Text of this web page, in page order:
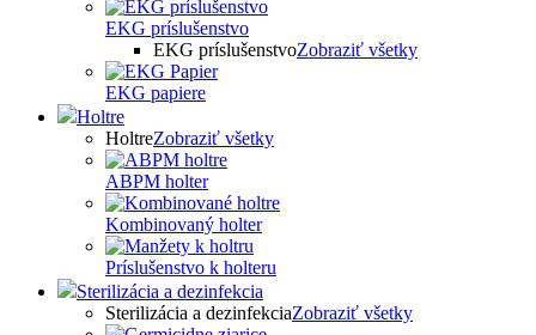
EKG príslušenstvo
EKG príslušenstvoZobraziť všetky
EKG papiere
Holtre
HoltreZobraziť všetky
ABPM holter
Kombinovaný holter
Príslušenstvo k holteru
Sterilizácia a dezinfekcia
Sterilizácia a dezinfekciaZobraziť všetky